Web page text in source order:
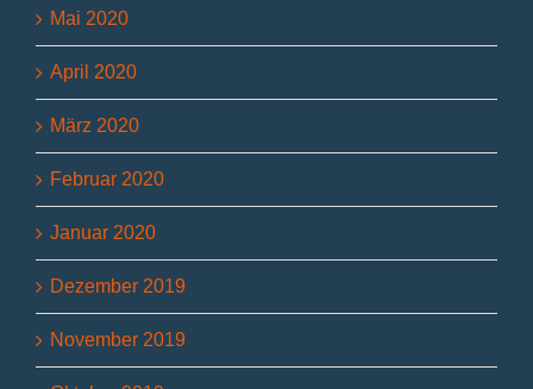
Mai 2020
April 2020
März 2020
Februar 2020
Januar 2020
Dezember 2019
November 2019